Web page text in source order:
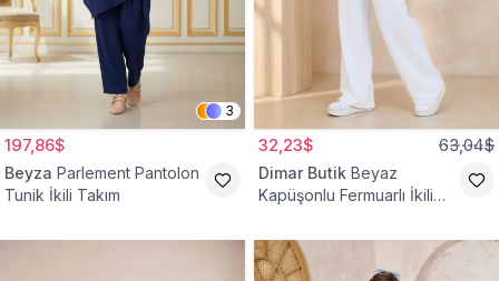
3
197,86$
Beyza Parlement Pantolon
Tunik İkili Takım
32,23$ 63,04$
Dimar Butik Beyaz
Kapüşonlu Fermuarlı İkili